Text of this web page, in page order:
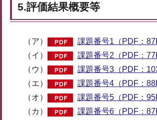
5.評価結果概要等
（ア）
課題番号1（PDF：
（イ）
課題番号2（PDF：
（ウ）
課題番号3（PDF：
（エ）
課題番号4（PDF：
（オ）
課題番号5（PDF：
（カ）
課題番号6（PDF：